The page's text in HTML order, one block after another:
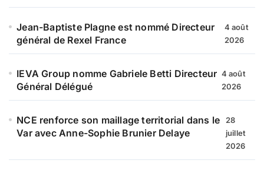
Jean-Baptiste Plagne est nommé Directeur
général de Rexel France
4 août
2026
IEVA Group nomme Gabriele Betti Directeur
Général Délégué
4 août
2026
NCE renforce son maillage territorial dans le
Var avec Anne-Sophie Brunier Delaye
28
juillet
2026